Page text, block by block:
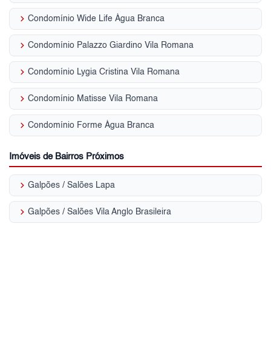
keyboard_arrow_right Condomínio Wide Life Água Branca
keyboard_arrow_right Condomínio Palazzo Giardino Vila Romana
keyboard_arrow_right Condomínio Lygia Cristina Vila Romana
keyboard_arrow_right Condomínio Matisse Vila Romana
keyboard_arrow_right Condomínio Forme Água Branca
Imóveis de Bairros Próximos
keyboard_arrow_right Galpões / Salões Lapa
keyboard_arrow_right Galpões / Salões Vila Anglo Brasileira